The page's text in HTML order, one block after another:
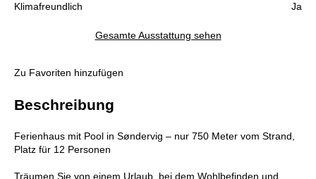
Klimafreundlich
Ja
Gesamte Ausstattung sehen
Zu Favoriten hinzufügen
Beschreibung
Ferienhaus mit Pool in Søndervig – nur 750 Meter vom Strand,
Platz für 12 Personen
Träumen Sie von einem Urlaub, bei dem Wohlbefinden und